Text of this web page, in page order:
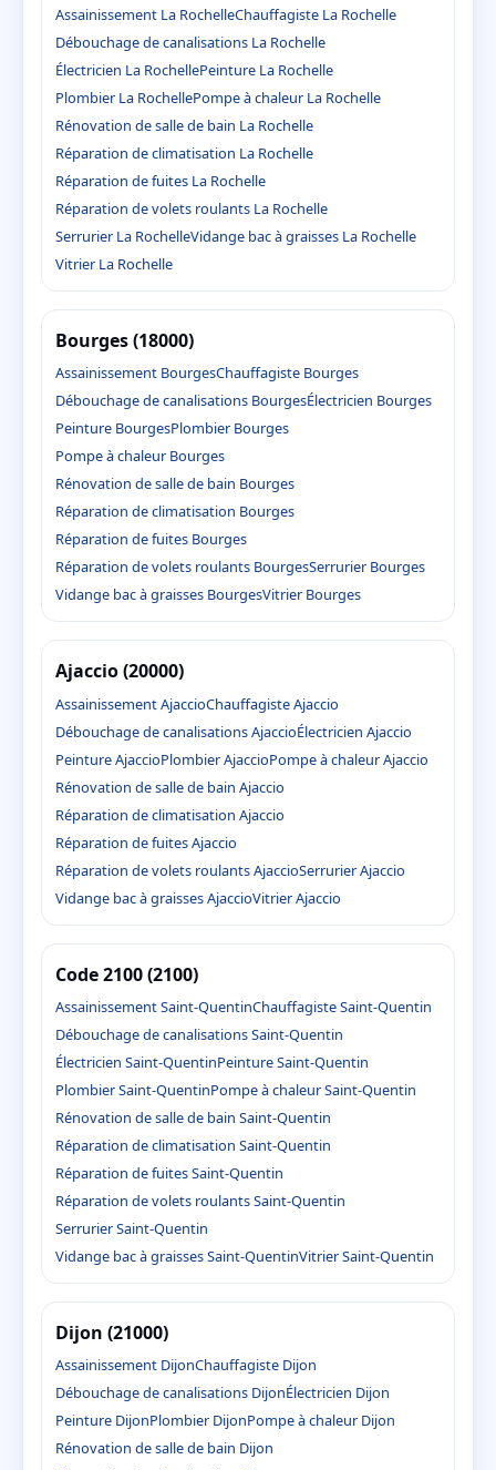
Assainissement La RochelleChauffagiste La Rochelle
Débouchage de canalisations La Rochelle
Électricien La RochellePeinture La Rochelle
Plombier La RochellePompe à chaleur La Rochelle
Rénovation de salle de bain La Rochelle
Réparation de climatisation La Rochelle
Réparation de fuites La Rochelle
Réparation de volets roulants La Rochelle
Serrurier La RochelleVidange bac à graisses La Rochelle
Vitrier La Rochelle
Bourges (18000)
Assainissement BourgesChauffagiste Bourges
Débouchage de canalisations BourgesÉlectricien Bourges
Peinture BourgesPlombier Bourges
Pompe à chaleur Bourges
Rénovation de salle de bain Bourges
Réparation de climatisation Bourges
Réparation de fuites Bourges
Réparation de volets roulants BourgesSerrurier Bourges
Vidange bac à graisses BourgesVitrier Bourges
Ajaccio (20000)
Assainissement AjaccioChauffagiste Ajaccio
Débouchage de canalisations AjaccioÉlectricien Ajaccio
Peinture AjaccioPlombier AjaccioPompe à chaleur Ajaccio
Rénovation de salle de bain Ajaccio
Réparation de climatisation Ajaccio
Réparation de fuites Ajaccio
Réparation de volets roulants AjaccioSerrurier Ajaccio
Vidange bac à graisses AjaccioVitrier Ajaccio
Code 2100 (2100)
Assainissement Saint-QuentinChauffagiste Saint-Quentin
Débouchage de canalisations Saint-Quentin
Électricien Saint-QuentinPeinture Saint-Quentin
Plombier Saint-QuentinPompe à chaleur Saint-Quentin
Rénovation de salle de bain Saint-Quentin
Réparation de climatisation Saint-Quentin
Réparation de fuites Saint-Quentin
Réparation de volets roulants Saint-Quentin
Serrurier Saint-Quentin
Vidange bac à graisses Saint-QuentinVitrier Saint-Quentin
Dijon (21000)
Assainissement DijonChauffagiste Dijon
Débouchage de canalisations DijonÉlectricien Dijon
Peinture DijonPlombier DijonPompe à chaleur Dijon
Rénovation de salle de bain Dijon